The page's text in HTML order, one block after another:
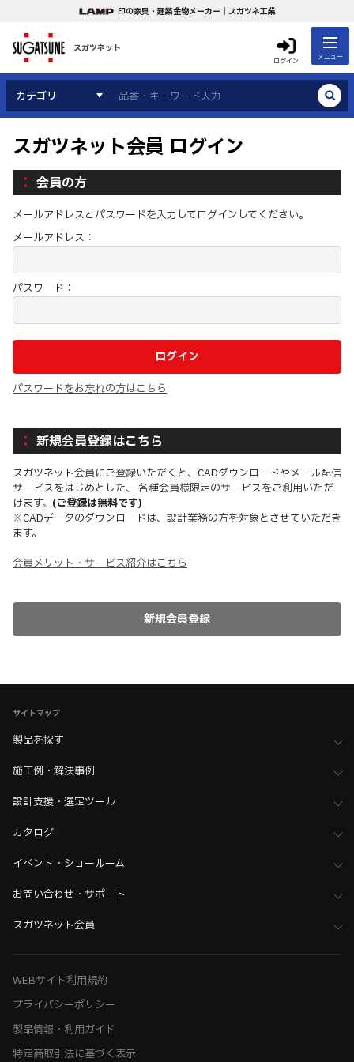
印の家具・建築金物メーカー｜スガツネ工業
スガツネット
ログイン メニュー
カテゴリ
スガツネット会員 ログイン
会員の方
メールアドレスとパスワードを入力してログインしてください。
メールアドレス：
パスワード：
パスワードをお忘れの方はこちら
新規会員登録はこちら
スガツネット会員にご登録いただくと、CADダウンロードやメール配信
サービスをはじめとした、 各種会員様限定のサービスをご利用いただ
けます。 (ご登録は無料です)
※CADデータのダウンロードは、設計業務の方を対象とさせていただき
ます。
会員メリット・サービス紹介はこちら
サイトマップ
製品を探す
施工例・解決事例
設計支援・選定ツール
カタログ
イベント・ショールーム
お問い合わせ・サポート
スガツネット会員
WEBサイト利用規約
プライバシーポリシー
製品情報・利用ガイド
特定商取引法に基づく表示